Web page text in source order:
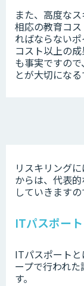
また、高度な
相応の教育コ
ればならない
コスト以上の
も事実ですの
とが大切になる
リスキリング
からは、代表
していきます
ITパスポー
ITパスポート
ープで行われ
す。